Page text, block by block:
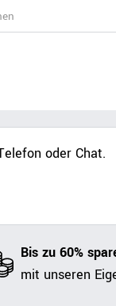
oder Chat.
Bis zu 60%
mit unseren